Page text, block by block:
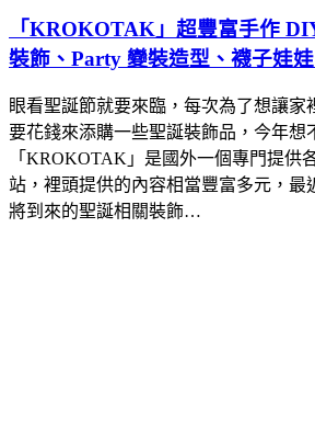
「KROKOTAK」超豐富手作
裝飾、Party 變裝造型、襪子娃
眼看聖誕節就要來臨，每次為了想讓家
要花錢來添購一些聖誕裝飾品，今年想
「KROKOTAK」是國外一個專門提供
站，裡頭提供的內容相當豐富多元，最
將到來的聖誕相關裝飾…